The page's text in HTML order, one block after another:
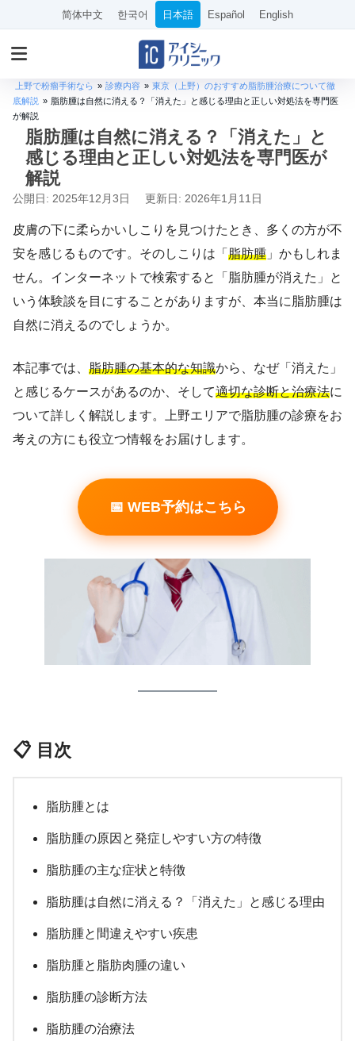
简体中文 한국어 日本語 Español English
上野で粉瘤手術なら » 診療内容 » 東京（上野）のおすすめ脂肪腫治療について徹
底解説 » 脂肪腫は自然に消える？「消えた」と感じる理由と正しい対処法を専門医
が解説
脂肪腫は自然に消える？「消えた」と
感じる理由と正しい対処法を専門医が
解説
公開日: 2025年12月3日 更新日: 2026年1月11日
皮膚の下に柔らかいしこりを見つけたとき、多くの方が不
安を感じるものです。そのしこりは「 脂肪腫 」かもしれま
せん。インターネットで検索すると「脂肪腫が消えた」と
いう体験談を目にすることがありますが、本当に脂肪腫は
自然に消えるのでしょうか。
本記事では、 脂肪腫の基本的な知識から、なぜ「消えた」
と感じるケースがあるのか、そして適切な診断と治療法に
ついて詳しく解説します。上野エリアで脂肪腫の診療をお
考えの方にも役立つ情報をお届けします。
📅 WEB予約はこちら
📋 目次
脂肪腫とは
脂肪腫の原因と発症しやすい方の特徴
脂肪腫の主な症状と特徴
脂肪腫は自然に消える？「消えた」と感じる理由
脂肪腫と間違えやすい疾患
脂肪腫と脂肪肉腫の違い
脂肪腫の診断方法
脂肪腫の治療法